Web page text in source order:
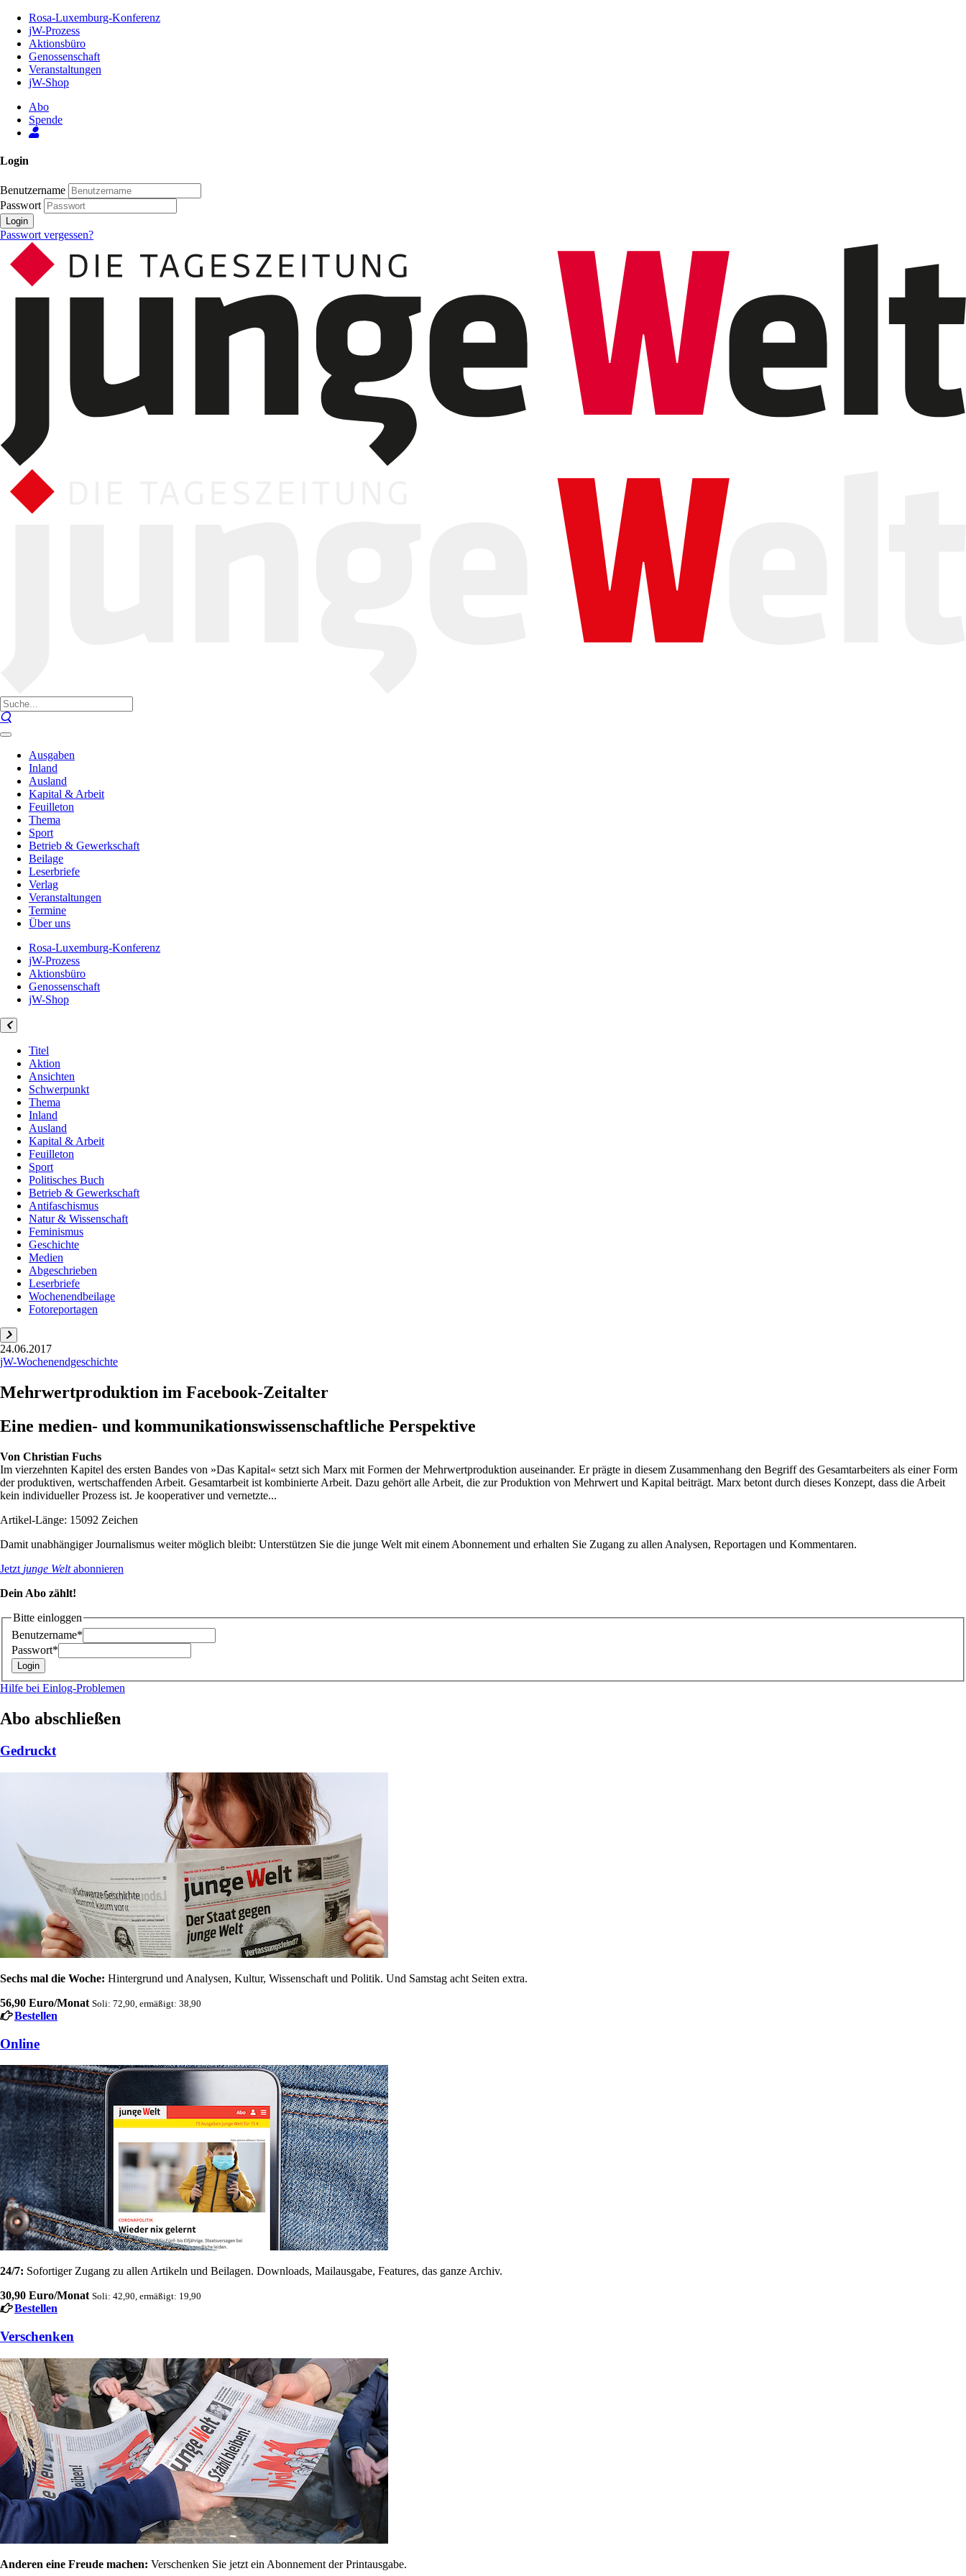
Inhalt
Seite
Rosa-Luxemburg-Konferenz
jW-Prozess
Aktionsbüro
Genossenschaft
Veranstaltungen
jW-Shop
Abo
Spende
Login
Benutzername
Passwort
Login
Passwort vergessen?
Ausgaben
Inland
Ausland
Kapital & Arbeit
Feuilleton
Thema
Sport
Betrieb & Gewerkschaft
Beilage
Leserbriefe
Verlag
Veranstaltungen
Termine
Über uns
Rosa-Luxemburg-Konferenz
jW-Prozess
Aktionsbüro
Genossenschaft
jW-Shop
Titel
Aktion
Ansichten
Schwerpunkt
Thema
Inland
Ausland
Kapital & Arbeit
Feuilleton
Sport
Politisches Buch
Betrieb & Gewerkschaft
Antifaschismus
Natur & Wissenschaft
Feminismus
Geschichte
Medien
Abgeschrieben
Leserbriefe
Wochenendbeilage
Fotoreportagen
24.06.2017
jW-Wochenendgeschichte
Mehrwertproduktion im Facebook-Zeitalter
Eine medien- und kommunikationswissenschaftliche Perspektive
Von Christian Fuchs
Im vierzehnten Kapitel des ersten Bandes von »Das Kapital« setzt sich Marx mit Formen der Mehrwertproduktion auseinander. Er prägte in diesem Zusammenhang den Begriff des Gesamtarbeiters als einer Form
der produktiven, wertschaffenden Arbeit. Gesamtarbeit ist kombinierte Arbeit. Dazu gehört alle Arbeit, die zur Produktion von Mehrwert und Kapital beiträgt. Marx betont durch dieses Konzept, dass die Arbeit
kein individueller Prozess ist. Je kooperativer und vernetzte...
Artikel-Länge: 15092 Zeichen
Damit unabhängiger Journalismus weiter möglich bleibt: Unterstützen Sie die junge Welt mit einem Abonnement und erhalten Sie Zugang zu allen Analysen, Reportagen und Kommentaren.
Jetzt junge Weltabonnieren
Dein Abo zählt!
Bitte einloggen
Benutzername*
Passwort*
Hilfe bei Einlog-Problemen
Abo abschließen
Gedruckt
Sechs mal die Woche: Hintergrund und Analysen, Kultur, Wissenschaft und Politik. Und Samstag acht Seiten extra.
56,90 Euro/Monat Soli: 72,90, ermäßigt: 38,90
Bestellen
Online
24/7: Sofortiger Zugang zu allen Artikeln und Beilagen. Downloads, Mailausgabe, Features, das ganze Archiv.
30,90 Euro/Monat Soli: 42,90, ermäßigt: 19,90
Bestellen
Verschenken
Anderen eine Freude machen: Verschenken Sie jetzt ein Abonnement der Printausgabe.